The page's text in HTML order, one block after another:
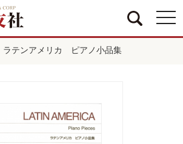
ラテンアメリカ ピアノ小品集